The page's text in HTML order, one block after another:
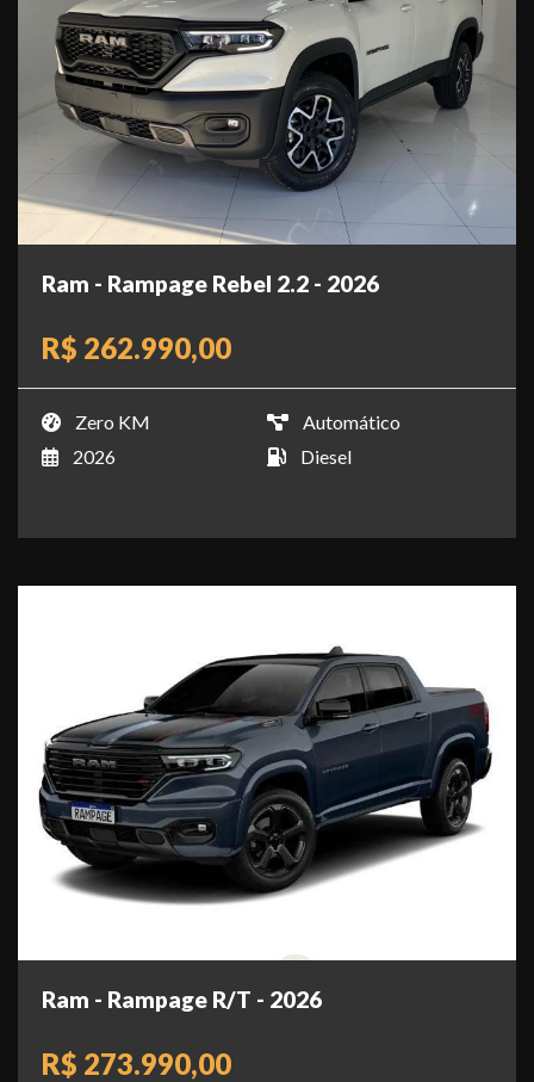
Ram - Rampage Rebel 2.2 - 2026
R$ 262.990,00
Zero KM
Automático
2026
Diesel
Ram - Rampage R/T - 2026
R$ 273.990,00